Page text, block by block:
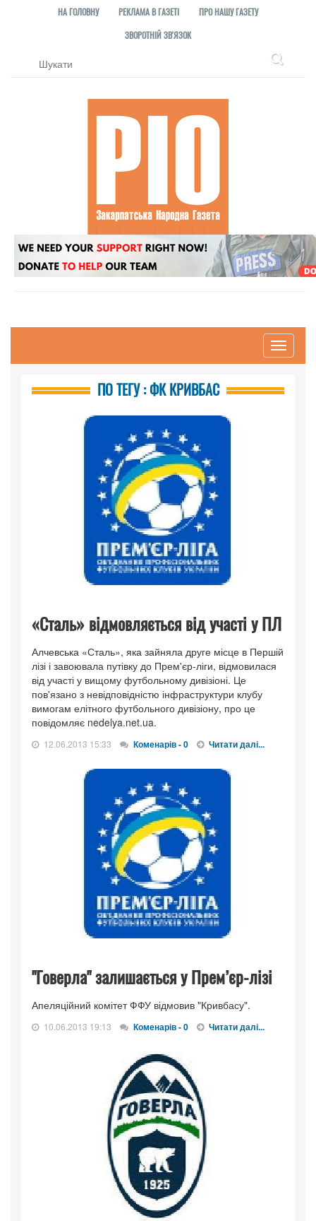
НА ГОЛОВНУ РЕКЛАМА В ГАЗЕТІ
ПРО НАШУ ГАЗЕТУ
ЗВОРОТНІЙ ЗВ'ЯЗОК
Toggle
ПО ТЕГУ : ФК КРИВБАС
«Сталь» відмовляється від участі у ПЛ
Алчевська «Сталь», яка зайняла друге місце в Першій
лізі і завоювала путівку до Прем'єр-ліги, відмовилася
від участі у вищому футбольному дивізіоні. Це
пов'язано з невідповідністю інфраструктури клубу
вимогам елітного футбольного дивізіону, про це
повідомляє nedelya.net.ua.
12.06.2013 15:33 Коменарів - 0 Читати далі...
"Говерла" залишається у Прем’єр-лізі
Апеляційний комітет ФФУ відмовив "Кривбасу".
10.06.2013 19:13 Коменарів - 0 Читати далі...